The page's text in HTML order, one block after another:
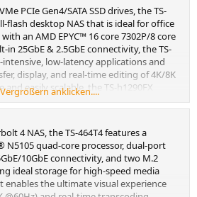
PCIe Gen4/SATA SSD drives, the TS-
flash desktop NAS that is ideal for office
an AMD EPYC™ 16 core 7302P/8 core
in 25GbE & 2.5GbE connectivity, the TS-
intensive, low-latency applications and
display, and real-time editing of 4K/8K
easily scalable, the TS-h1290FX
and video editing/storage
an NVIDIA graphics card and Fibre
connectivity for up to twenty
with multiple QNAP PCIe quad-port
can also be paired with QDA-UMP4
Gen 4 adapter to boost IOPS
SSD caching and expanded with
enclosures.
anklicken....
4 NAS, the TS-464T4 features a
quad-core processor, dual-port
10GbE connectivity, and two M.2
ideal storage for high-speed media
enables the ultimate visual experience